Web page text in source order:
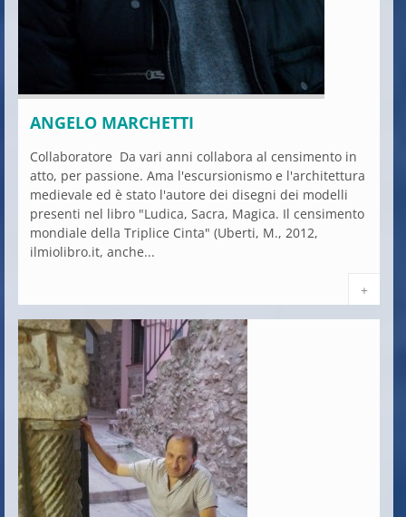
ANGELO MARCHETTI
Collaboratore Da vari anni collabora al censimento in
atto, per passione. Ama l'escursionismo e l'architettura
medievale ed è stato l'autore dei disegni dei modelli
presenti nel libro "Ludica, Sacra, Magica. Il censimento
mondiale della Triplice Cinta" (Uberti, M., 2012,
ilmiolibro.it, anche...
+